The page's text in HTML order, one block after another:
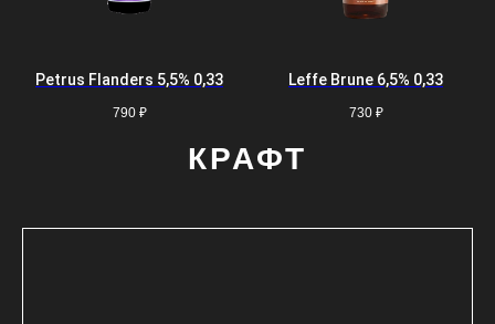
Petrus Flanders 5,5% 0,33
790 ₽
Leffe Brune 6,5% 0,33
730 ₽
КРАФТ